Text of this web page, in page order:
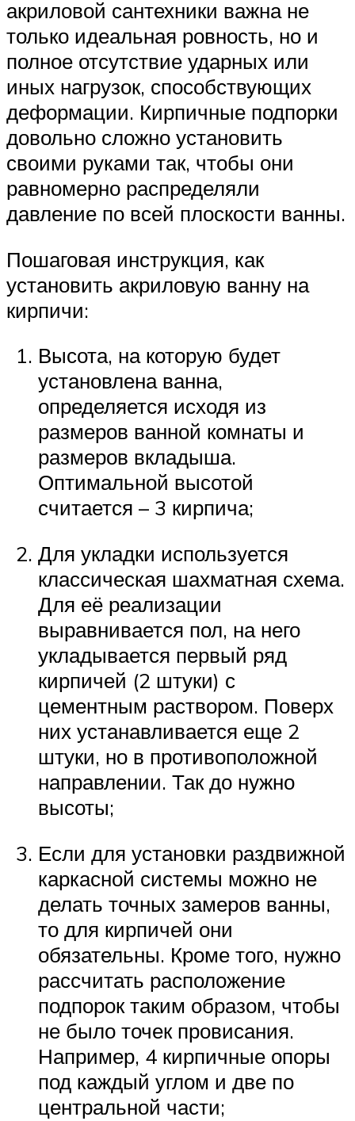
акриловой сантехники важна не
только идеальная ровность, но и
полное отсутствие ударных или
иных нагрузок, способствующих
деформации. Кирпичные подпорки
довольно сложно установить
своими руками так, чтобы они
равномерно распределяли
давление по всей плоскости ванны.
Пошаговая инструкция, как
установить акриловую ванну на
кирпичи:
Высота, на которую будет
установлена ванна,
определяется исходя из
размеров ванной комнаты и
размеров вкладыша.
Оптимальной высотой
считается – 3 кирпича;
Для укладки используется
классическая шахматная схема.
Для её реализации
выравнивается пол, на него
укладывается первый ряд
кирпичей (2 штуки) с
цементным раствором. Поверх
них устанавливается еще 2
штуки, но в противоположной
направлении. Так до нужно
высоты;
Если для установки раздвижной
каркасной системы можно не
делать точных замеров ванны,
то для кирпичей они
обязательны. Кроме того, нужно
рассчитать расположение
подпорок таким образом, чтобы
не было точек провисания.
Например, 4 кирпичные опоры
под каждый углом и две по
центральной части;